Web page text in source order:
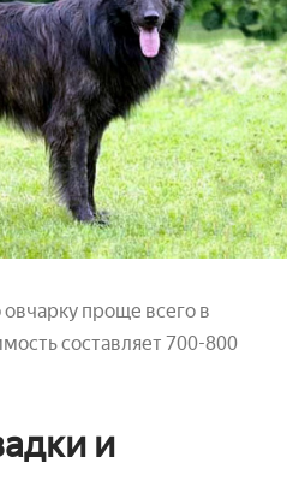
проще всего в
составляет 700-800
и